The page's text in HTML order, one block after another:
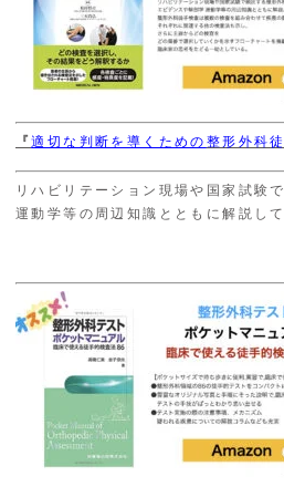
『適切な判断を導くための 整形外科
リハビリテーション現場や国家試験
運動学等の周辺知識とともに解説し